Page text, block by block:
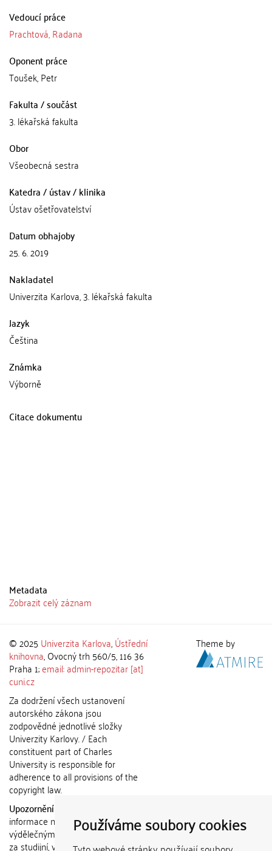
Používáme soubory cookies
Vedoucí práce
Prachtová, Radana
Oponent práce
Toušek, Petr
Fakulta / součást
3. lékařská fakulta
Obor
Všeobecná sestra
Katedra / ústav / klinika
Ústav ošetřovatelství
Datum obhajoby
25. 6. 2019
Nakladatel
Univerzita Karlova, 3. lékařská fakulta
Jazyk
Čeština
Známka
Výborně
Citace dokumentu
Metadata
Zobrazit celý záznam
© 2025 Univerzita Karlova,Ústřední
knihovna, Ovocný trh 560/5, 116 36
Praha 1;email: admin-repozitar [at]
cuni.cz
Za dodržení všech ustanovení
autorského zákona jsou
zodpovědné jednotlivé složky
Univerzity Karlovy. / Each
constituent part of Charles
University is responsible for
adherence to all provisions of the
copyright law.
Upozornění / Notice:
informace nemohou být použity k
výdělečným účelům nebo vydávány
za studijní, vědeckou nebo jinou
Theme by